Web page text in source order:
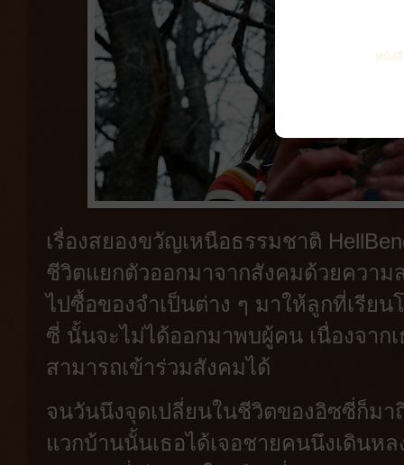
เรื่องสยองขวัญเหนือธรรมชาติ
ชีวิตแยกตัวออกมาจากสังคมด้วยความ
ไปซื้อของจำเป็นต่าง ๆ มาให้ลูกที่เรีย
ซี่ นั้นจะไม่ได้ออกมาพบผู้คน เนื่องจาก
สามารถเข้าร่วมสังคมได้
จนวันนึงจุดเปลี่ยนในชีวิตของอิซซี่ก็มา
แวกบ้านนั้นเธอได้เจอชายคนนึงเดินห
หนัง